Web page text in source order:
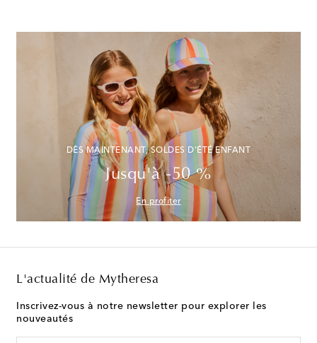
DÈS MAINTENANT, SOLDES D'ÉTÉ ENFANT
Jusqu'à -50 %
En profiter
L'actualité de Mytheresa
Inscrivez-vous à notre newsletter pour explorer les
nouveautés